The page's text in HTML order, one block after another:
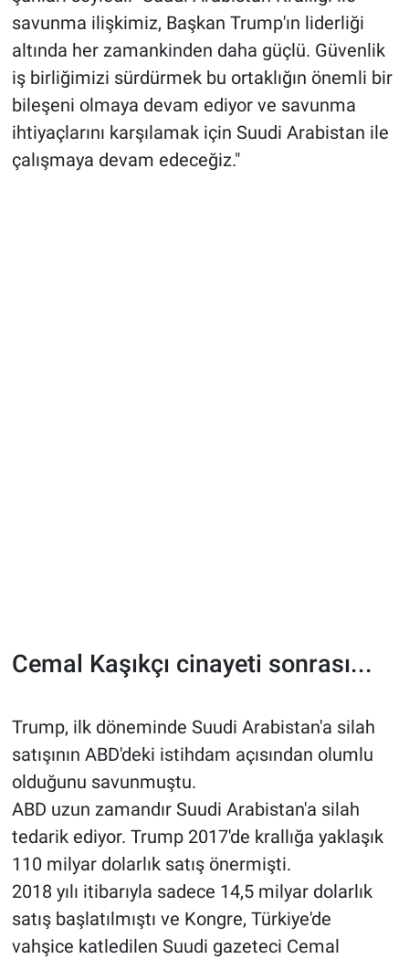
savunma ilişkimiz, Başkan Trump'ın liderliği
altında her zamankinden daha güçlü. Güvenlik
iş birliğimizi sürdürmek bu ortaklığın önemli bir
bileşeni olmaya devam ediyor ve savunma
ihtiyaçlarını karşılamak için Suudi Arabistan ile
çalışmaya devam edeceğiz."
Cemal Kaşıkçı cinayeti sonrası...
Trump, ilk döneminde Suudi Arabistan'a silah
satışının ABD'deki istihdam açısından olumlu
olduğunu savunmuştu.
ABD uzun zamandır Suudi Arabistan'a silah
tedarik ediyor. Trump 2017'de krallığa yaklaşık
110 milyar dolarlık satış önermişti.
2018 yılı itibarıyla sadece 14,5 milyar dolarlık
satış başlatılmıştı ve Kongre, Türkiye'de
vahşice katledilen Suudi gazeteci Cemal